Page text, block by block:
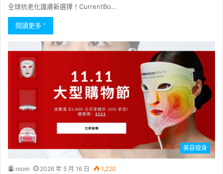
全球抗老化護膚新選擇！CurrentBo…
閱讀更多 ”
美容瘦身
room 2026 年 5 月 16 日 1,220